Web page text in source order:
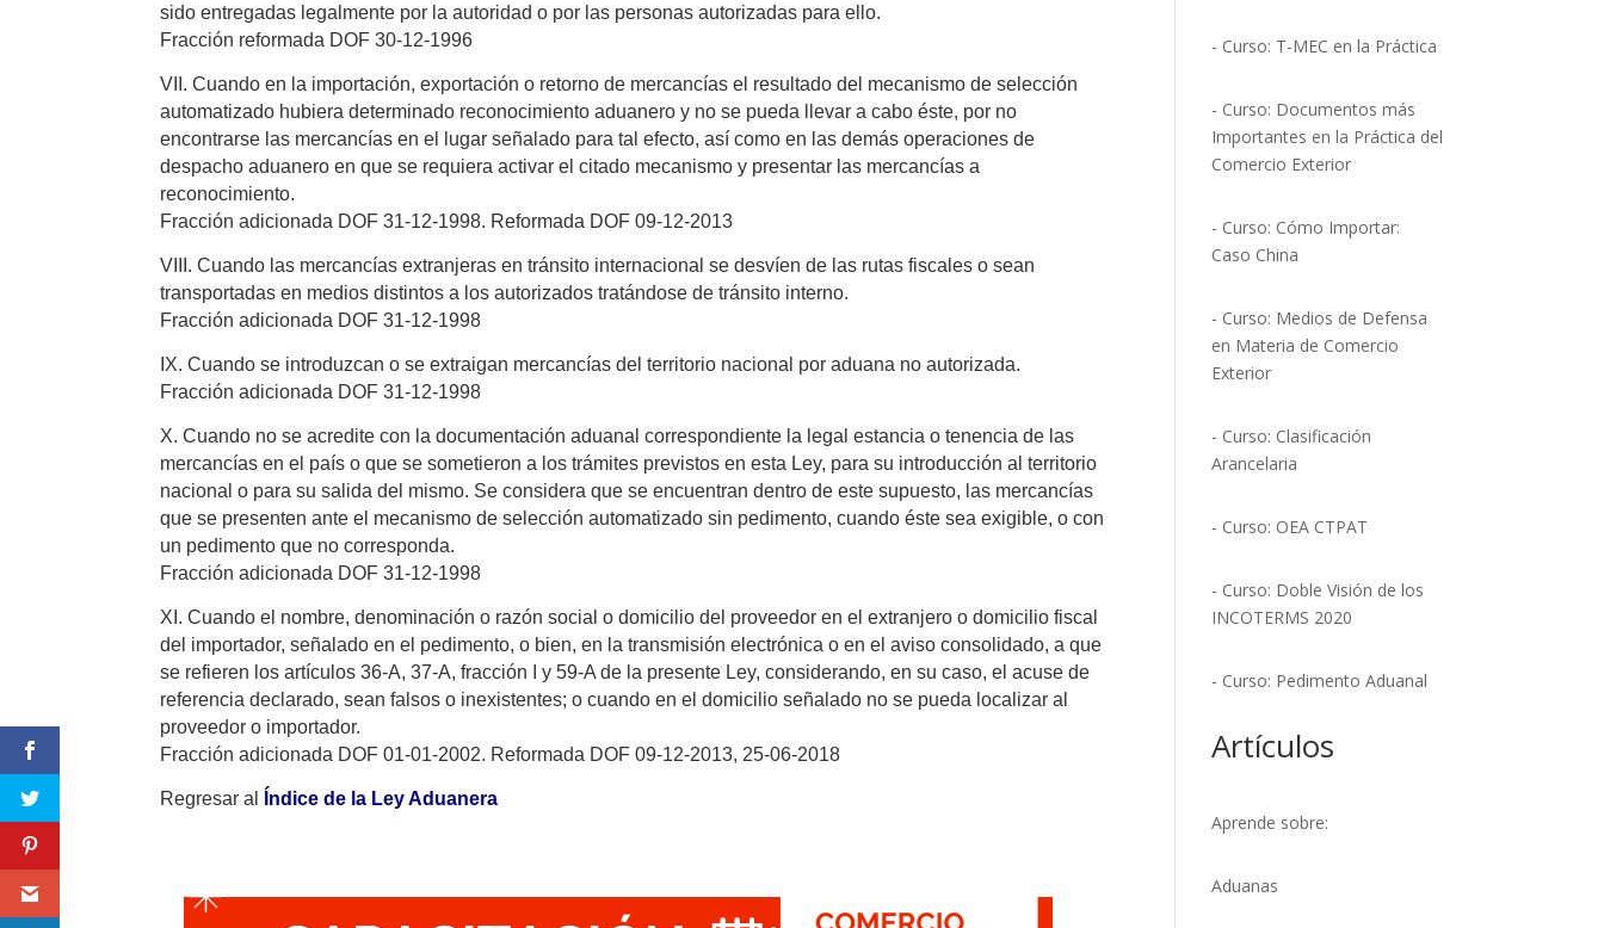
sido entregadas legalmente por la autoridad o por las personas autorizadas para ello.
Fracción reformada DOF 30-12-1996
VII. Cuando en la importación, exportación o retorno de mercancías el resultado del mecanismo de selección
automatizado hubiera determinado reconocimiento aduanero y no se pueda llevar a cabo éste, por no
encontrarse las mercancías en el lugar señalado para tal efecto, así como en las demás operaciones de
despacho aduanero en que se requiera activar el citado mecanismo y presentar las mercancías a
reconocimiento.
Fracción adicionada DOF 31-12-1998. Reformada DOF 09-12-2013
VIII. Cuando las mercancías extranjeras en tránsito internacional se desvíen de las rutas fiscales o sean
transportadas en medios distintos a los autorizados tratándose de tránsito interno.
Fracción adicionada DOF 31-12-1998
IX. Cuando se introduzcan o se extraigan mercancías del territorio nacional por aduana no autorizada.
Fracción adicionada DOF 31-12-1998
X. Cuando no se acredite con la documentación aduanal correspondiente la legal estancia o tenencia de las
mercancías en el país o que se sometieron a los trámites previstos en esta Ley, para su introducción al territorio
nacional o para su salida del mismo. Se considera que se encuentran dentro de este supuesto, las mercancías
que se presenten ante el mecanismo de selección automatizado sin pedimento, cuando éste sea exigible, o con
un pedimento que no corresponda.
Fracción adicionada DOF 31-12-1998
XI. Cuando el nombre, denominación o razón social o domicilio del proveedor en el extranjero o domicilio fiscal
del importador, señalado en el pedimento, o bien, en la transmisión electrónica o en el aviso consolidado, a que
se refieren los artículos 36-A, 37-A, fracción I y 59-A de la presente Ley, considerando, en su caso, el acuse de
referencia declarado, sean falsos o inexistentes; o cuando en el domicilio señalado no se pueda localizar al
proveedor o importador.
Fracción adicionada DOF 01-01-2002. Reformada DOF 09-12-2013, 25-06-2018
Regresar al Índice de la Ley Aduanera
- Curso: T-MEC en la Práctica
- Curso: Documentos más
Importantes en la Práctica del
Comercio Exterior
- Curso: Cómo Importar:
Caso China
- Curso: Medios de Defensa
en Materia de Comercio
Exterior
- Curso: Clasificación
Arancelaria
- Curso: OEA CTPAT
- Curso: Doble Visión de los
INCOTERMS 2020
- Curso: Pedimento Aduanal
Artículos
Aprende sobre:
Aduanas